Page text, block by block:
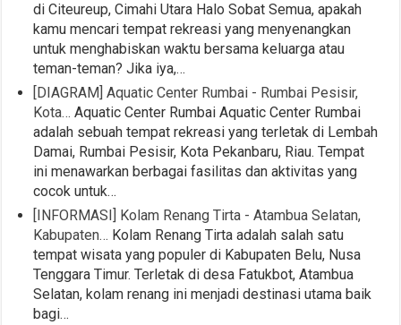
di Citeureup, Cimahi Utara Halo Sobat Semua, apakah
kamu mencari tempat rekreasi yang menyenangkan
untuk menghabiskan waktu bersama keluarga atau
teman-teman? Jika iya,…
[DIAGRAM] Aquatic Center Rumbai - Rumbai Pesisir,
Kota… Aquatic Center Rumbai Aquatic Center Rumbai
adalah sebuah tempat rekreasi yang terletak di Lembah
Damai, Rumbai Pesisir, Kota Pekanbaru, Riau. Tempat
ini menawarkan berbagai fasilitas dan aktivitas yang
cocok untuk…
[INFORMASI] Kolam Renang Tirta - Atambua Selatan,
Kabupaten… Kolam Renang Tirta adalah salah satu
tempat wisata yang populer di Kabupaten Belu, Nusa
Tenggara Timur. Terletak di desa Fatukbot, Atambua
Selatan, kolam renang ini menjadi destinasi utama baik
bagi…